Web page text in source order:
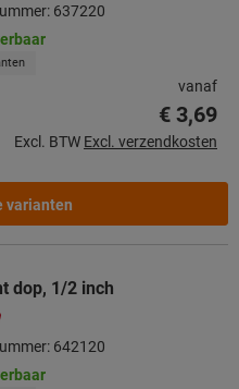
637220
vanaf
€ 3,69
Excl. BTW Excl. verzendkosten
varianten
dop, 1/2 inch
642120